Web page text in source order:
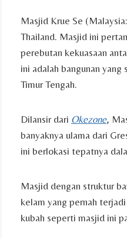
Masjid Krue Se
Thailand. Masjid ini
perebutan kekuasaan
ini adalah bangunan
Timur Tengah.
Dilansir dari Okezone,
banyaknya ulama dari
ini berlokasi tepatnya
Masjid dengan struktur
kelam yang pernah
kubah seperti masjid ini